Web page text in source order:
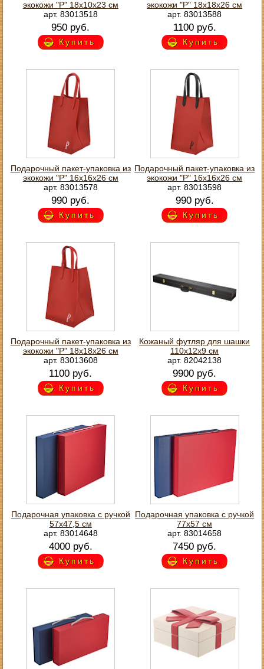
экокожи "Р" 18х10х23 см
арт. 83013518
950 руб.
Купить
экокожи "Р" 18х18х26 см
арт. 83013588
1100 руб.
Купить
Подарочный пакет-упаковка из
экокожи "Р" 16х16х26 см
арт. 83013578
990 руб.
Купить
Подарочный пакет-упаковка из
экокожи "Р" 16х16х26 см
арт. 83013598
990 руб.
Купить
Подарочный пакет-упаковка из
экокожи "Р" 18х18х26 см
арт. 83013608
1100 руб.
Купить
Кожаный футляр для шашки
110х12х9 см
арт. 82042138
9900 руб.
Купить
Подарочная упаковка с ручкой
57х47,5 см
арт. 83014648
4000 руб.
Купить
Подарочная упаковка с ручкой
77х57 см
арт. 83014658
7450 руб.
Купить